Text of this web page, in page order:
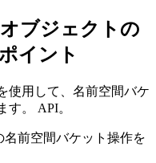
ブジェクトの
イント
を使用して、名前空間バケ
す。 API。
名前空間バケット操作を